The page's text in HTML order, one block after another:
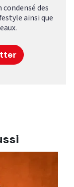
condensé des
ainsi que